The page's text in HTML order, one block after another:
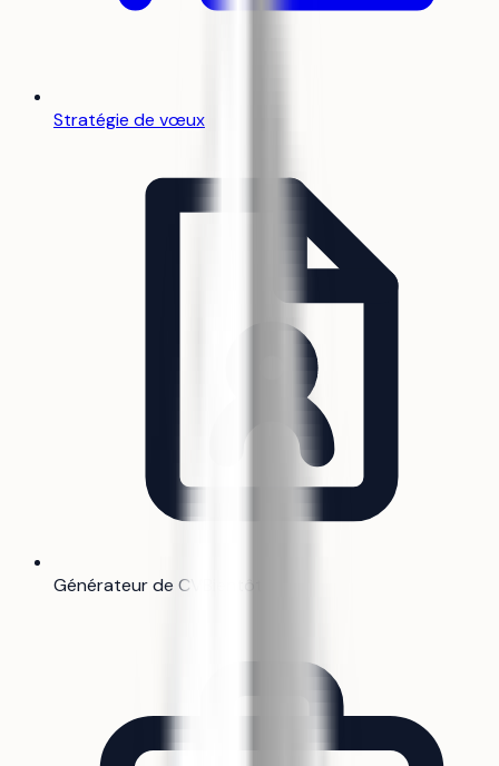
Stratégie de vœux
Générateur de CV